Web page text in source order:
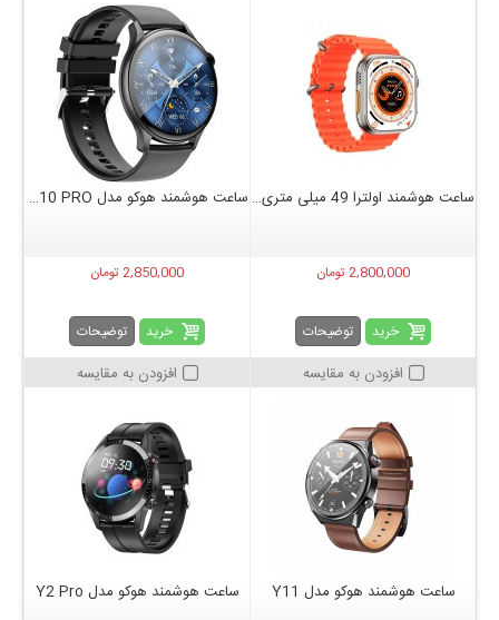
ساعت هوشمند اولترا 49 میلی متری هوکو مدل Y12 Ultra
2,800,000 تومان
خرید توضیحات
افزودن به مقایسه
ساعت هوشمند هوکو مدل hoco Y10 PRO
2,850,000 تومان
خرید توضیحات
افزودن به مقایسه
ساعت هوشمند هوکو مدل Y11 ساعت هوشمند هوکو مدل Y2 Pro